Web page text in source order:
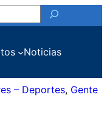
Noticias
– Deportes, Gente